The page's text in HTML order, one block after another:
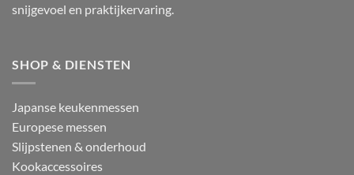
snijgevoel en praktijkervaring.
SHOP & DIENSTEN
Japanse keukenmessen
Europese messen
Slijpstenen & onderhoud
Kookaccessoires